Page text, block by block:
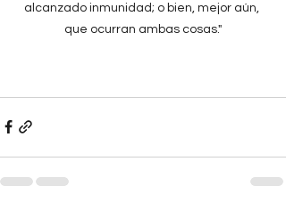
alcanzado inmunidad; o bien, mejor aún,
que ocurran ambas cosas."